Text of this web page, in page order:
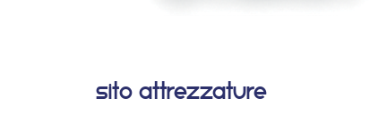
sito attrezzature